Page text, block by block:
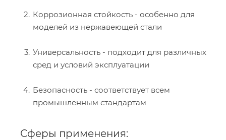
Коррозионная стойкость - особенно для
моделей из нержавеющей стали
Универсальность - подходит для различных
сред и условий эксплуатации
Безопасность - соответствует всем
промышленным стандартам
Сферы применения: